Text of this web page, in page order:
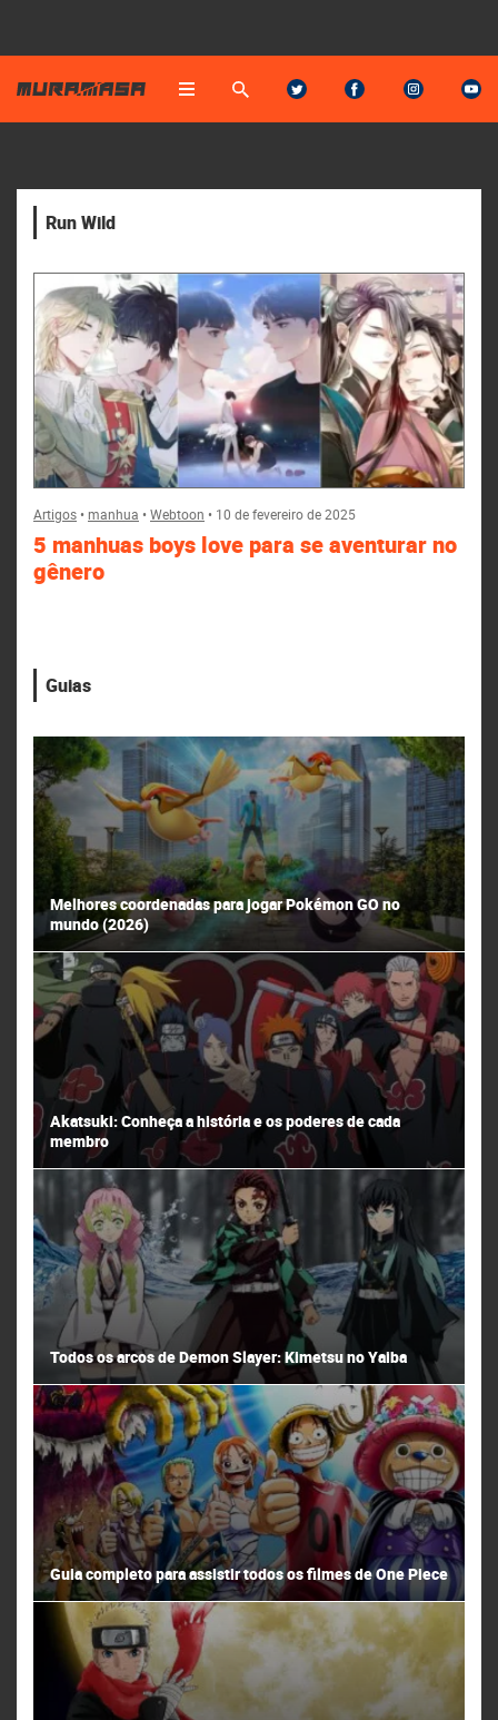
Run Wild
Artigos•manhua •Webtoon • 10 de fevereiro de 2025
5 manhuas boys love para se aventurar no
gênero
Guias
Melhores coordenadas para jogar Pokémon GO no
mundo (2026)
Akatsuki: Conheça a história e os poderes de cada
membro
Todos os arcos de Demon Slayer: Kimetsu no Yaiba
Guia completo para assistir todos os filmes de One Piece